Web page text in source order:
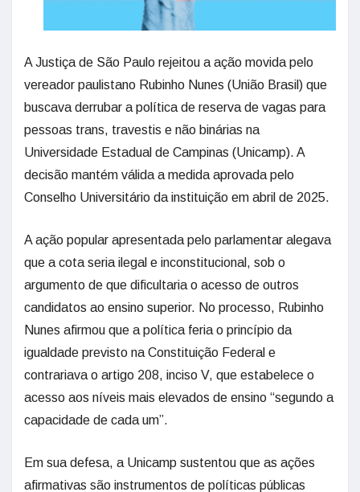
A Justiça de São Paulo rejeitou a ação movida pelo
vereador paulistano Rubinho Nunes (União Brasil) que
buscava derrubar a política de reserva de vagas para
pessoas trans, travestis e não binárias na
Universidade Estadual de Campinas (Unicamp). A
decisão mantém válida a medida aprovada pelo
Conselho Universitário da instituição em abril de 2025.
A ação popular apresentada pelo parlamentar alegava
que a cota seria ilegal e inconstitucional, sob o
argumento de que dificultaria o acesso de outros
candidatos ao ensino superior. No processo, Rubinho
Nunes afirmou que a política feria o princípio da
igualdade previsto na Constituição Federal e
contrariava o artigo 208, inciso V, que estabelece o
acesso aos níveis mais elevados de ensino “segundo a
capacidade de cada um”.
Em sua defesa, a Unicamp sustentou que as ações
afirmativas são instrumentos de políticas públicas